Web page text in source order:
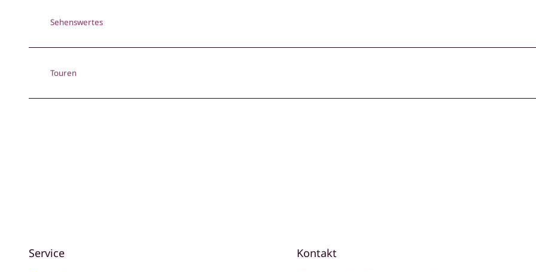
Sehenswertes
Touren
Service
Kontakt